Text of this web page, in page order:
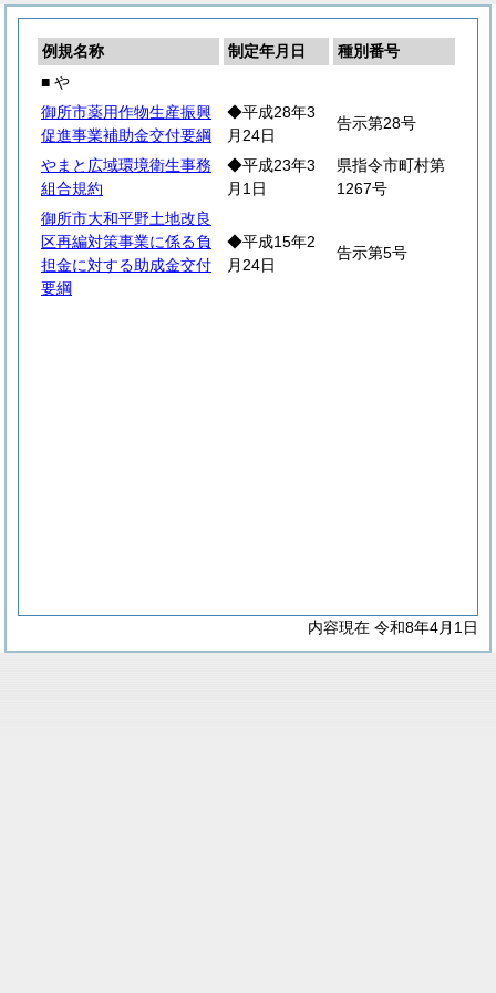
例規名称 制定年月日
種別番号
■ や
御所市薬用作物生産振興
促進事業補助金交付要綱
◆平成28年3
月24日
告示第28号
やまと広域環境衛生事務
組合規約
◆平成23年3
月1日
県指令市町村第
1267号
御所市大和平野土地改良
区再編対策事業に係る負
担金に対する助成金交付
要綱
◆平成15年2
月24日
告示第5号
内容現在 令和8年4月1日